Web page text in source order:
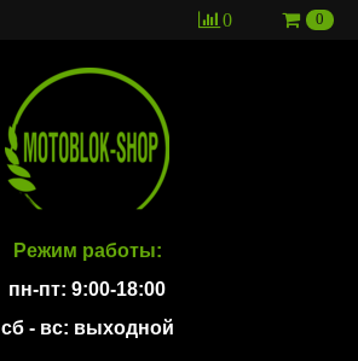
0 0
Режим работы:
пн-пт: 9:00-18:00
сб - вс: выходной